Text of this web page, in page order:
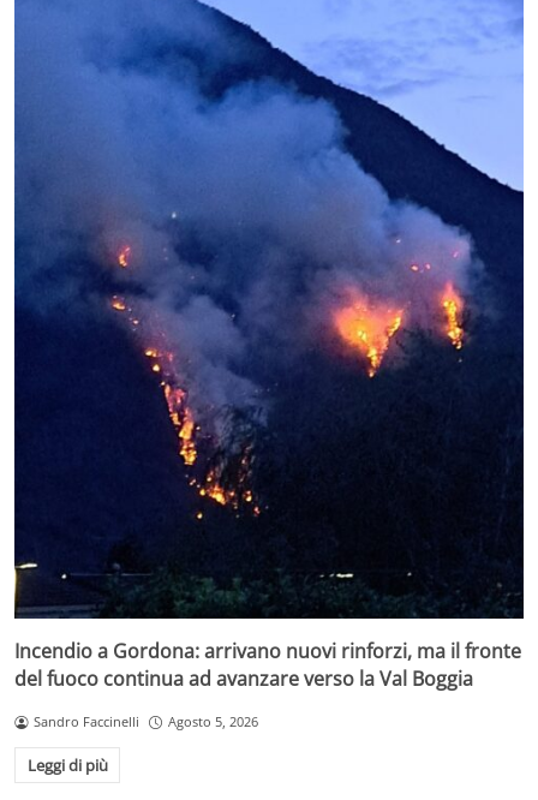
Incendio a Gordona: arrivano nuovi rinforzi, ma il fronte
del fuoco continua ad avanzare verso la Val Boggia
Sandro Faccinelli Agosto 5, 2026
Leggi di più